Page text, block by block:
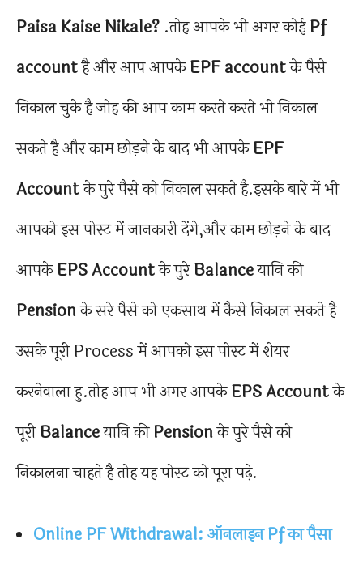
Paisa Kaise Nikale? .तोह आपके भी अगर कोईPf
accountहै और आप आपकेEPF accountके पैसे
निकाल चुके है जोह की आप काम करते करते भी निकाल
सकते है और काम छोड़ने के बाद भी आपकेEPF
Accountके पुरे पैसे को निकाल सकते है.इसके बारे में भी
आपको इस पोस्ट में जानकारी देंगे,और काम छोड़ने के बाद
आपकेEPS Accountके पुरेBalanceयानि की
Pensionके सरे पैसे को एकसाथ में कैसे निकाल सकते है
उसके पूरी Process में आपको इस पोस्ट में शेयर
करनेवाला हु.तोह आप भी अगर आपकेEPS Accountके
पूरीBalanceयानि कीPensionके पुरे पैसे को
निकालना चाहते है तोह यह पोस्ट को पूरा पढ़े.
Online PF Withdrawal: ऑनलाइन Pf का पैसा